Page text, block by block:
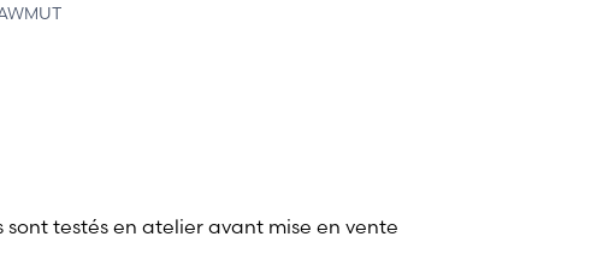
sont testés en atelier avant mise en vente